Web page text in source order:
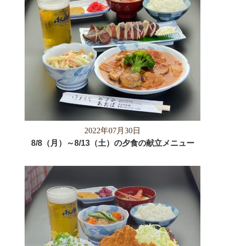
2022年07月30日
8/8（月）～8/13（土）の夕食の献立メニュー